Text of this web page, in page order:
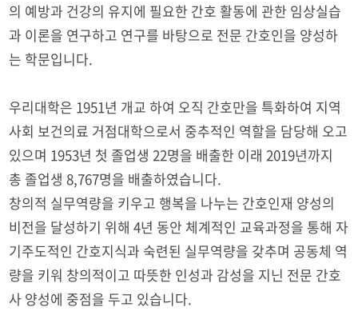
의 예방과 건강의 유지에 필요한 간호 활동에 관한 임상실습
과 이론을 연구하고 연구를 바탕으로 전문 간호인을 양성하
는 학문입니다.
우리대학은 1951년 개교 하여 오직 간호만을 특화하여 지역
사회 보건의료 거점대학으로서 중추적인 역할을 담당해 오고
있으며 1953년 첫 졸업생 22명을 배출한 이래 2019년까지
총 졸업생 8,767명을 배출하였습니다.
창의적 실무역량을 키우고 행복을 나누는 간호인재 양성의
비전을 달성하기 위해 4년 동안 체계적인 교육과정을 통해 자
기주도적인 간호지식과 숙련된 실무역량을 갖추며 공동체 역
량을 키워 창의적이고 따뜻한 인성과 감성을 지닌 전문 간호
사 양성에 중점을 두고 있습니다.